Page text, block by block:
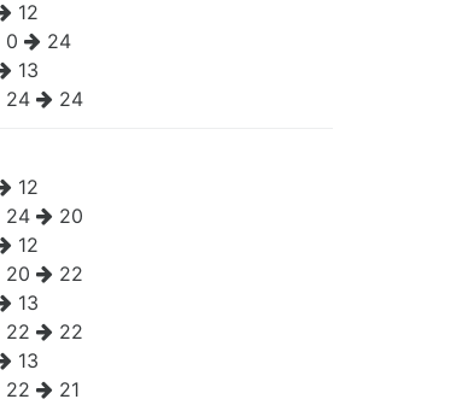
12
0
24
13
24 24
12
24
20
12
20
22
13
22
22
13
22
21